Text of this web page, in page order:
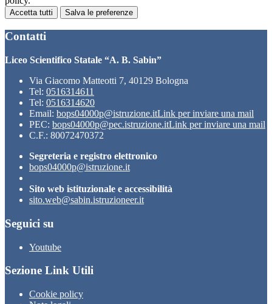
Accetta tutti Salva le preferenze
Contatti
Liceo Scientifico Statale “A. B. Sabin”
Via Giacomo Matteotti 7, 40129 Bologna
Tel: 0516314611
Tel: 0516314620
Email: bops04000p@istruzione.itLink per inviare una mail
PEC: bops04000p@pec.istruzione.itLink per inviare una mail
C.F.: 80072470372
Segreteria e registro elettronico
bops04000p@istruzione.it
Sito web istituzionale e accessibilità
sito.web@sabin.istruzioneer.it
Seguici su
Youtube
Sezione Link Utili
Cookie policy